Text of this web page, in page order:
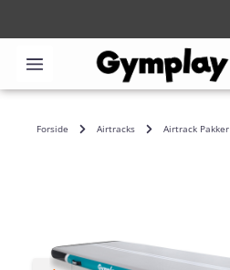
Forside Airtracks Airtrack Pakker